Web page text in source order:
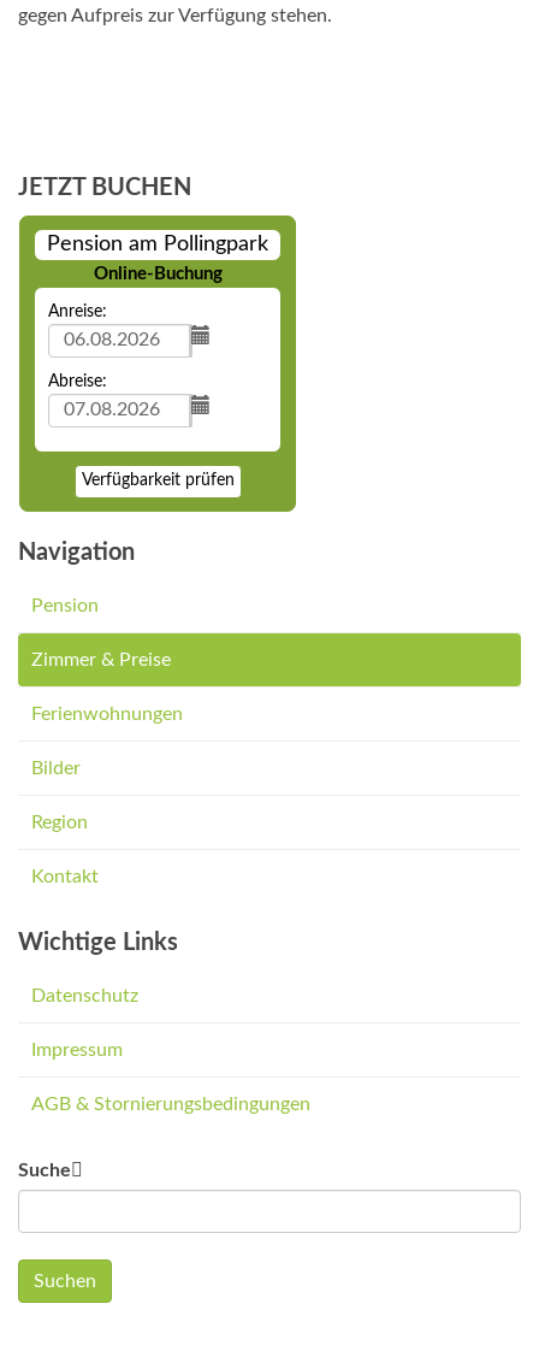
gegen Aufpreis zur Verfügung stehen.
JETZT BUCHEN
Pension am Pollingpark
Online-Buchung
Anreise:
Abreise:
Verfügbarkeit prüfen
Navigation
Pension
Zimmer & Preise
Ferienwohnungen
Bilder
Region
Kontakt
Wichtige Links
Datenschutz
Impressum
AGB & Stornierungsbedingungen
Suche
Suchen